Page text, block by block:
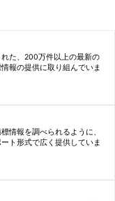
た、200万件以上の最新の
報の提供に取り組んでいま
情報を調べられるように、
ト形式で広く提供していま